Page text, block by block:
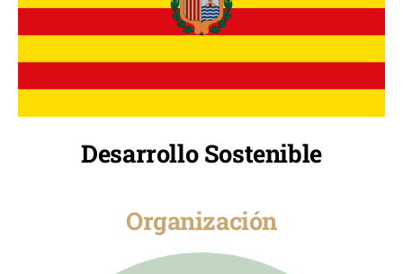
Desarrollo Sostenible
Organización